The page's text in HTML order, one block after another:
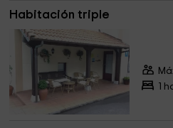
Habitación triple
1